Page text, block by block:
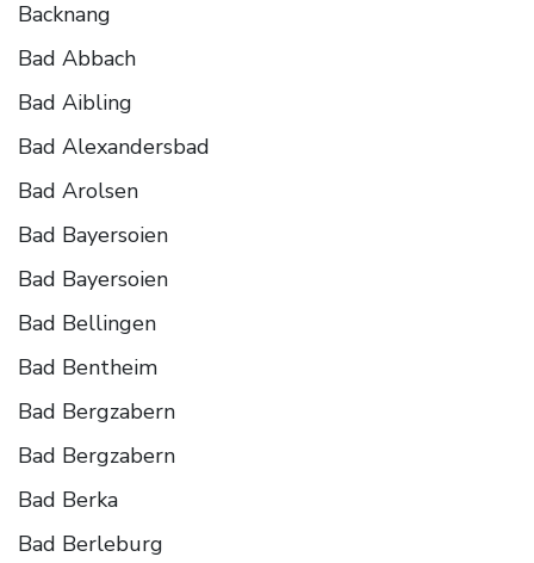
Backnang
Bad Abbach
Bad Aibling
Bad Alexandersbad
Bad Arolsen
Bad Bayersoien
Bad Bayersoien
Bad Bellingen
Bad Bentheim
Bad Bergzabern
Bad Bergzabern
Bad Berka
Bad Berleburg